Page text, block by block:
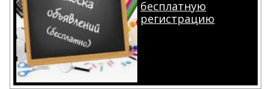
бесплатную
регистрацию
.